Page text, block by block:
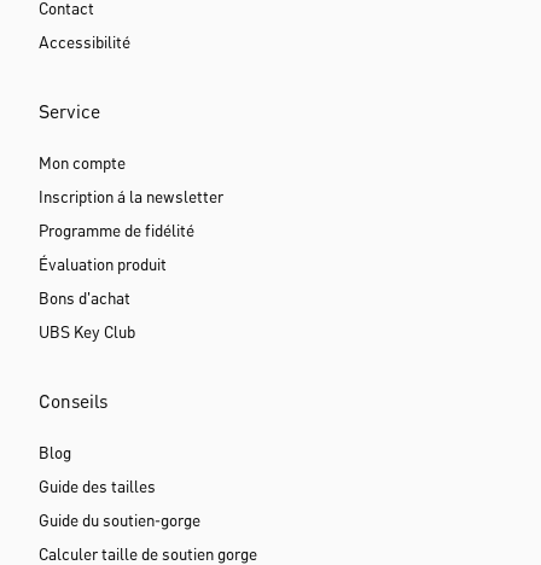
Contact
Accessibilité
Service
Mon compte
Inscription á la newsletter
Programme de fidélité
Évaluation produit
Bons d'achat
UBS Key Club
Conseils
Blog
Guide des tailles
Guide du soutien-gorge
Calculer taille de soutien gorge